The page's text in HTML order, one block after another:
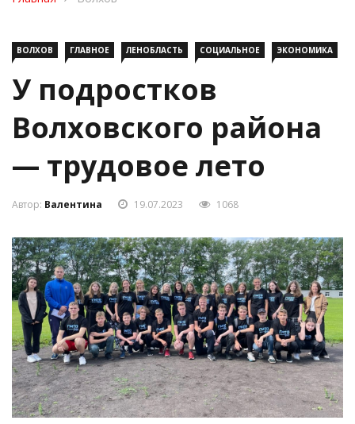
ВОЛХОВ ГЛАВНОЕ ЛЕНОБЛАСТЬ СОЦИАЛЬНОЕ
У подростков
Волховского района
— трудовое лето
Автор:Валентина 19.07.2023 1068